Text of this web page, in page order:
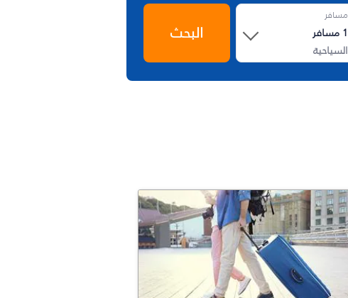
مسافر
1 مسافر
السياحية
البحث